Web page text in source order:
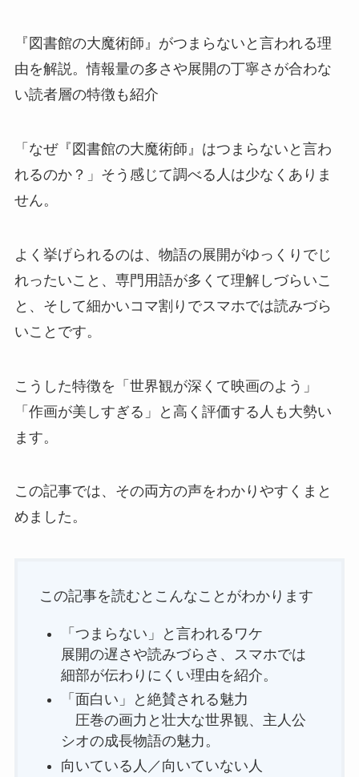
『図書館の大魔術師』がつまらないと言われる理
由を解説。情報量の多さや展開の丁寧さが合わな
い読者層の特徴も紹介
「なぜ『図書館の大魔術師』はつまらないと言わ
れるのか？」そう感じて調べる人は少なくありま
せん。
よく挙げられるのは、物語の展開がゆっくりでじ
れったいこと、専門用語が多くて理解しづらいこ
と、そして細かいコマ割りでスマホでは読みづら
いことです。
こうした特徴を「世界観が深くて映画のよう」
「作画が美しすぎる」と高く評価する人も大勢い
ます。
この記事では、その両方の声をわかりやすくまと
めました。
この記事を読むとこんなことがわかります
「つまらない」と言われるワケ
展開の遅さや読みづらさ、スマホでは
細部が伝わりにくい理由を紹介。
「面白い」と絶賛される魅力
圧巻の画力と壮大な世界観、主人公
シオの成長物語の魅力。
向いている人／向いていない人